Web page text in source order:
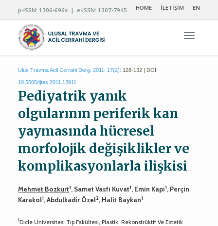
p-ISSN: 1306-696x | e-ISSN: 1307-7945 HOME İLETİŞİM EN
Ulus Travma Acil Cerrahi Derg. 2011; 17(2): 128-132 | DOI:
10.5505/tjtes.2011.13911
Pediyatrik yanık
olgularının periferik kan
yaymasında hücresel
morfolojik değişiklikler ve
komplikasyonlarla ilişkisi
Mehmet Bozkurt1, Samet Vasfi Kuvat1, Emin Kapı1, Perçin
Karakol1, Abdulkadir Özel2, Halit Baykan1
1Dicle Üniversitesi Tıp Fakültesi, Plastik, Rekonstrüktif Ve Estetik